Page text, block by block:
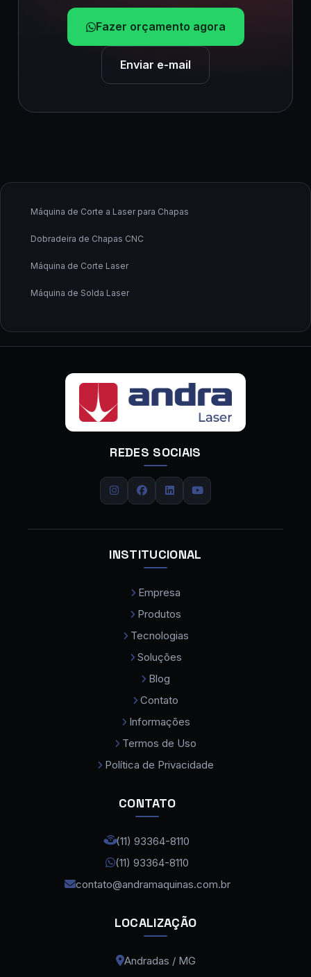
Fazer orçamento agora
Enviar e-mail
Máquina de Corte a Laser para Chapas
Dobradeira de Chapas CNC
Máquina de Corte Laser
Máquina de Solda Laser
Fornecedor de Máquina de Corte a Laser
Fornecedor de Máquina de Solda a Laser
Calandra CNC
Calandra de Chapas
Carregador de Chapas
Centro de Usinagem CNC Preço
Consumíveis para Máquina a Laser
Dobradeira de Tubos CNC
Dobradeira Hidraulica CNC
Fonte Laser Fibra Max Cabeça Raytools
Lixadeira de Rebarba
REDES SOCIAIS
INSTITUCIONAL
Empresa
Produtos
Tecnologias
Soluções
Blog
Contato
Informações
Termos de Uso
Política de Privacidade
CONTATO
(11) 93364-8110
(11) 93364-8110
contato@andramaquinas.com.br
LOCALIZAÇÃO
Andradas / MG